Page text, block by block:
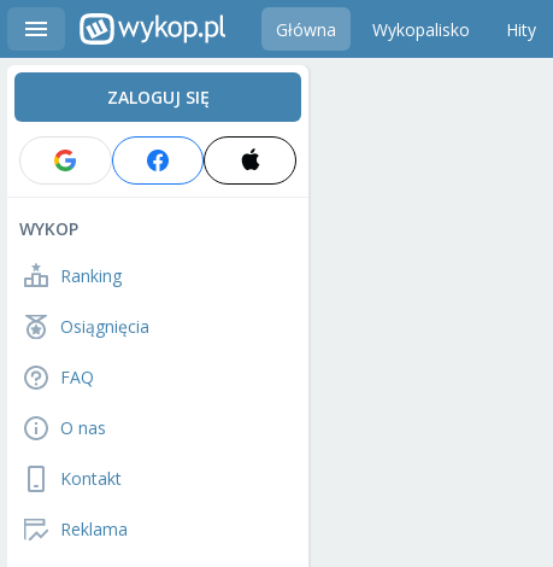
Główna Wykopalisko Hity
ZALOGUJ SIĘ
WYKOP
Ranking
Osiągnięcia
FAQ
O nas
Kontakt
Reklama